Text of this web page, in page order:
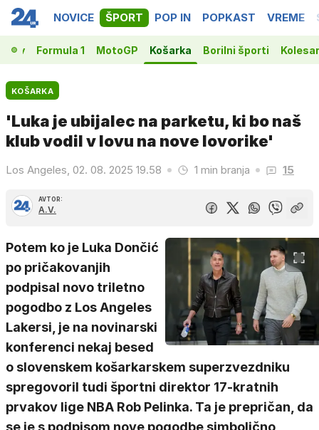
NOVICE ŠPORT POP IN POPKAST VREME
Formula 1 MotoGP Košarka Borilni športi
KOŠARKA
'Luka je ubijalec na parketu, ki bo naš
klub vodil v lovu na nove lovorike'
Los Angeles, 02. 08. 2025 19.58 1 min branja 15
AVTOR:
A.V.
Potem ko je Luka Dončić
po pričakovanjih
podpisal novo triletno
pogodbo z Los Angeles
Lakersi, je na novinarski
konferenci nekaj besed
o slovenskem košarkarskem superzvezdniku
spregovoril tudi športni direktor 17-kratnih
prvakov lige NBA Rob Pelinka. Ta je prepričan, da
se je s podpisom nove pogodbe simbolično